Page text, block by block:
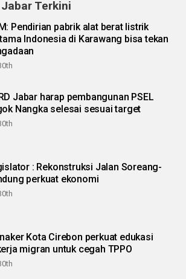
Terkini
Pendirian pabrik alat berat listrik
Indonesia di Karawang bisa tekan
Jabar harap pembangunan PSEL
Nangka selesai sesuai target
Jalan Soreang-
perkuat ekonomi
Kota Cirebon perkuat edukasi
migran untuk cegah TPPO